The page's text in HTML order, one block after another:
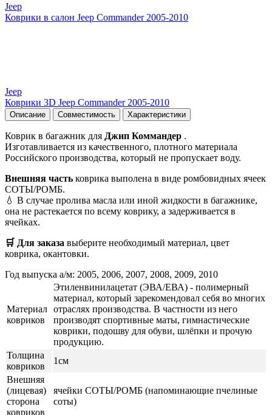
Jeep
Коврики в салон Jeep Commander 2005-2010
Jeep
Коврики 3D Jeep Commander 2005-2010
Описание Совместимость Характеристики
Коврик в багажник для Джип Коммандер .
Изготавливается из качественного, плотного материала
Российского производства, который не пропускает воду.
Внешняя часть коврика выполена в виде ромбовидных ячеек
СОТЫ/РОМБ.
💧 В случае пролива масла или иной жидкости в багажнике,
она не растекается по всему коврику, а задерживается в
ячейках.
🛒 Для заказа выберите необходимый материал, цвет
коврика, окантовки.
Год выпуска а/м: 2005, 2006, 2007, 2008, 2009, 2010
Материал
ковриков
Этиленвинилацетат (ЭВА/ЕВА) - полимерный
материал, который зарекомендовал себя во многих
отраслях производства. В частности из него
производят спортивные маты, гимнастические
коврики, подошву для обуви, шлёпки и прочую
продукцию.
Толщина
ковриков
1см
Внешняя
(лицевая)
сторона
ковриков
ячейки СОТЫ/РОМБ (напоминающие пчелиные
соты)